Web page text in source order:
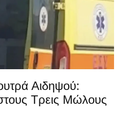
Αιδηψού:
Τρεις Μώλους